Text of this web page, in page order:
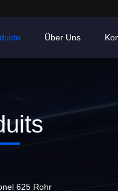
Über Uns
625 Rohr